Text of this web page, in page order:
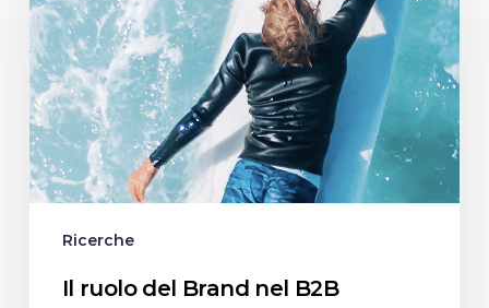
Brand
nel
B2B
Ricerche
Il ruolo del Brand nel B2B